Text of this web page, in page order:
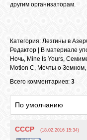
другим организаторам.
Категория: Лезгины в
Редактор | В материале
Ночь Mine Is Yours
Motion C Мечты о Земном
Всего комментариев: 3
СССР (18.02.2016 15:34)